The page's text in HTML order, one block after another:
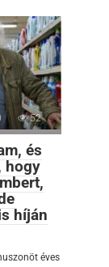
52
és
hogy
híján
éves